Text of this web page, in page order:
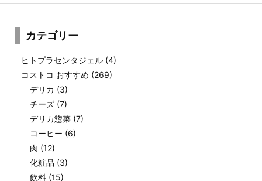
カテゴリー
ヒトプラセンタジェル (4)
コストコ おすすめ (269)
デリカ (3)
チーズ (7)
デリカ惣菜 (7)
コーヒー (6)
肉 (12)
化粧品 (3)
飲料 (15)